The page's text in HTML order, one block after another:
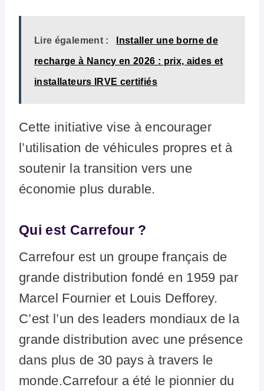
Lire également : Installer une borne de
recharge à Nancy en 2026 : prix, aides et
installateurs IRVE certifiés
Cette initiative vise à encourager
l’utilisation de véhicules propres et à
soutenir la transition vers une
économie plus durable.
Qui est Carrefour ?
Carrefour est un groupe français de
grande distribution fondé en 1959 par
Marcel Fournier et Louis Defforey.
C’est l’un des leaders mondiaux de la
grande distribution avec une présence
dans plus de 30 pays à travers le
monde.Carrefour a été le pionnier du